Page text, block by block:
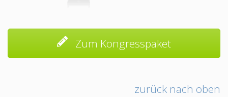
Zum Kongresspaket
zurück nach oben